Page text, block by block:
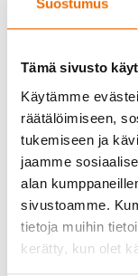
Suostumus
Tämä sivusto
Käytämme
räätälöimiseen,
tukemiseen ja
jaamme
alan
sivustoamme.
tietoja muihin
kerätty, kun olet
More than a Mine
kaivos- ja
arvoketjua
sähköautojen
energiamurroksen
Ohjelma rakentuu
työpaketin